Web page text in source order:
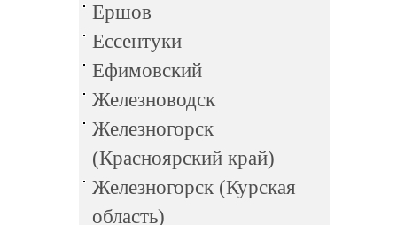
Ершов
Ессентуки
Ефимовский
Железноводск
Железногорск
(Красноярский край)
Железногорск (Курская
область)